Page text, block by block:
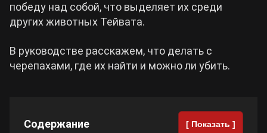
Roblox
Hogwarts Legacy
победу над собой, что выделяет их среди
других животных Тейвата.
В руководстве расскажем, что делать с
черепахами, где их найти и можно ли убить.
Содержание [ Показать ]